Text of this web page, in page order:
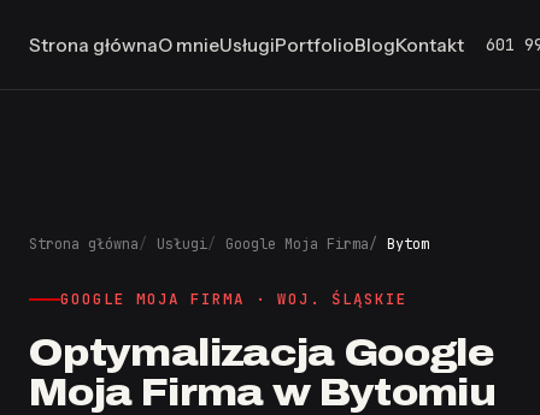
Strona głównaO mnieUsługiPortfolioBlogKontakt 601
Strona główna Usługi Google Moja Firma Bytom
GOOGLE MOJA FIRMA · WOJ. ŚLĄSKIE
Optymalizacja Google
Moja Firma w Bytomiu